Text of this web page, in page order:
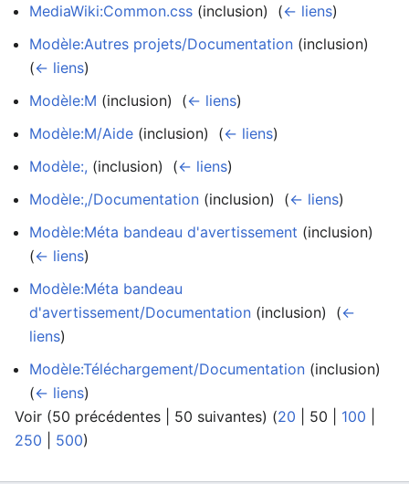
MediaWiki:Common.css (inclusion) ‎ (← liens)
Modèle:Autres projets/Documentation (inclusion) ‎
(← liens)
Modèle:M (inclusion) ‎ (← liens)
Modèle:M/Aide (inclusion) ‎ (← liens)
Modèle:, (inclusion) ‎ (← liens)
Modèle:,/Documentation (inclusion) ‎ (← liens)
Modèle:Méta bandeau d'avertissement (inclusion) ‎
(← liens)
Modèle:Méta bandeau
d'avertissement/Documentation (inclusion) ‎ (←
liens)
Modèle:Téléchargement/Documentation (inclusion) ‎
(← liens)
Voir (50 précédentes 50 suivantes) (20 50 100
250
500)